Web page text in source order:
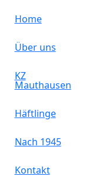
Home
Über uns
KZ
Mauthausen
Häftlinge
Nach 1945
Kontakt